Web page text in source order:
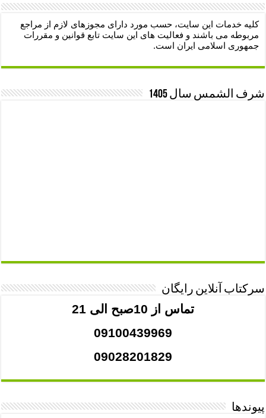
کلیه خدمات این سایت، حسب مورد دارای مجوزهای لازم از مراجع
مربوطه می باشند و فعالیت های این سایت تابع قوانین و مقررات
جمهوری اسلامی ایران است.
شرف الشمس سال 1405
سرکتاب آنلاین رایگان
تماس از 10صبح الی 21
09100439969
09028201829
پیوندها